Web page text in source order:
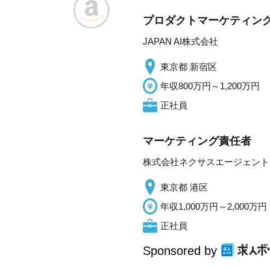
プロダクトマーケティン
JAPAN AI株式会社
東京都 新宿区
年収800万円～1,200万円
正社員
マーケティング責任者
株式会社ネクサスエージェント
東京都 港区
年収1,000万円～2,000万円
正社員
Sponsored by